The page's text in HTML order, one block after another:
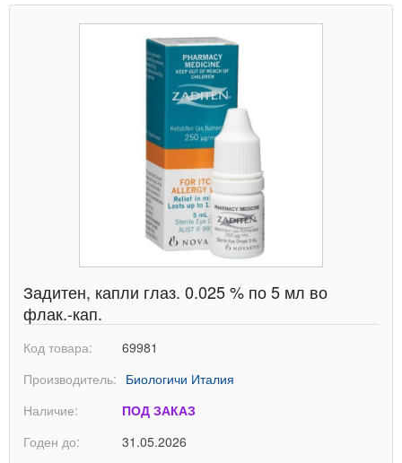
Задитен, капли глаз. 0.025 % по 5 мл во
флак.-кап.
Код товара:
69981
Производитель: Биологичи Италия
Наличие:
ПОД ЗАКАЗ
Годен до:
31.05.2026